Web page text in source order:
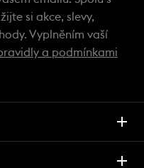
si akce, slevy,
Vyplněním vaší
a podmínkami